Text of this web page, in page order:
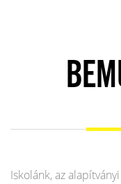
Iskolánk, az